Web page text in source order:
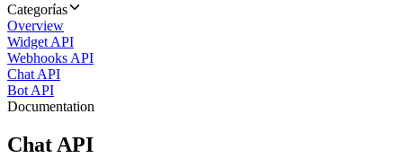
Categorías
Overview
Widget API
Webhooks API
Chat API
Bot API
Documentation
Chat API